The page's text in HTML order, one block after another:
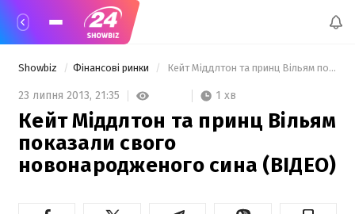
Showbiz Фінансові ринки Кейт Міддлтон та принц Вільям показали свого новонародженого сина (ВІДЕО)
23 липня 2013, 21:35 1 хв
Кейт Міддлтон та принц Вільям
показали свого
новонародженого сина (ВІДЕО)